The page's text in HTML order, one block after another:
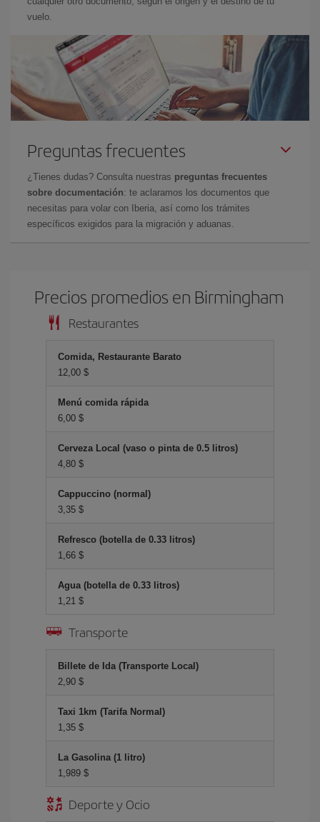
vuelo.
Preguntas frecuentes
¿Tienes dudas? Consulta nuestras preguntas frecuentes
sobre documentación: te aclaramos los documentos que
necesitas para volar con Iberia, así como los trámites
específicos exigidos para la migración y aduanas.
Precios promedios en Birmingham
Restaurantes
Comida, Restaurante Barato
12,00 $
Menú comida rápida
6,00 $
Cerveza Local (vaso o pinta de 0.5 litros)
4,80 $
Cappuccino (normal)
3,35 $
Refresco (botella de 0.33 litros)
1,66 $
Agua (botella de 0.33 litros)
1,21 $
Transporte
Billete de Ida (Transporte Local)
2,90 $
Taxi 1km (Tarifa Normal)
1,35 $
La Gasolina (1 litro)
1,989 $
Deporte y Ocio